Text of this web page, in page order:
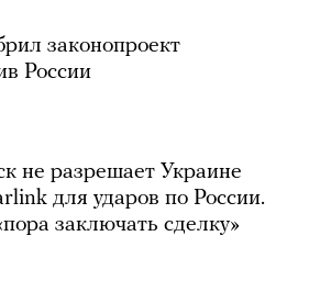
законопроект
России
не разрешает Украине
для ударов по России.
заключать сделку»